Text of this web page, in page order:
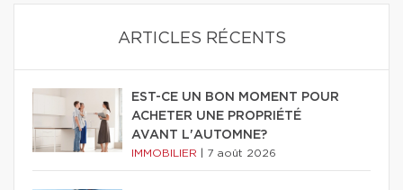
ARTICLES RÉCENTS
EST-CE UN BON MOMENT POUR
ACHETER UNE PROPRIÉTÉ
AVANT L'AUTOMNE?
IMMOBILIER 7 août 2026